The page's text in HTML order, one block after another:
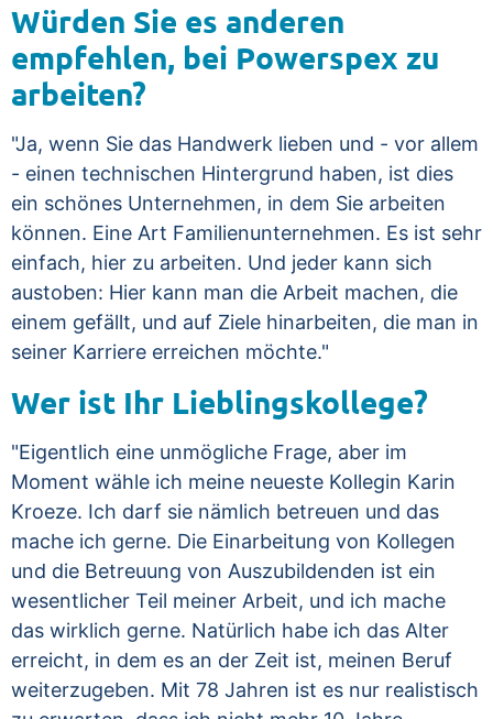
Würden Sie es anderen
empfehlen, bei Powerspex zu
arbeiten?
"Ja, wenn Sie das Handwerk lieben und - vor allem
- einen technischen Hintergrund haben, ist dies
ein schönes Unternehmen, in dem Sie arbeiten
können. Eine Art Familienunternehmen. Es ist sehr
einfach, hier zu arbeiten. Und jeder kann sich
austoben: Hier kann man die Arbeit machen, die
einem gefällt, und auf Ziele hinarbeiten, die man in
seiner Karriere erreichen möchte."
Wer ist Ihr Lieblingskollege?
"Eigentlich eine unmögliche Frage, aber im
Moment wähle ich meine neueste Kollegin Karin
Kroeze. Ich darf sie nämlich betreuen und das
mache ich gerne. Die Einarbeitung von Kollegen
und die Betreuung von Auszubildenden ist ein
wesentlicher Teil meiner Arbeit, und ich mache
das wirklich gerne. Natürlich habe ich das Alter
erreicht, in dem es an der Zeit ist, meinen Beruf
weiterzugeben. Mit 78 Jahren ist es nur realistisch